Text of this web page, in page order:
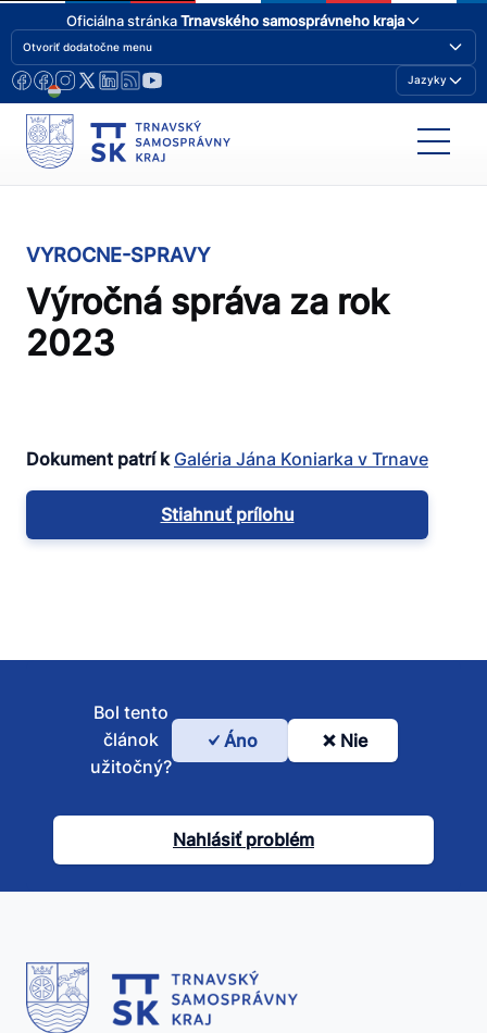
Oficiálna stránkaTrnavského samosprávneho kraja
Otvoriť dodatočne menu
Jazyky
VYROCNE-SPRAVY
Výročná správa za rok
2023
Dokument patrí k Galéria Jána Koniarka v Trnave
Stiahnuť prílohu
Bol
článok
užitočný?
Bol tento
článok
užitočný?
Áno Nie
Nahlásiť problém